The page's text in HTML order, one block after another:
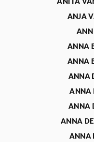
ANJA
ANN
ANNA
ANNA
ANNA
ANNA
ANNA
ANNA
ANNA